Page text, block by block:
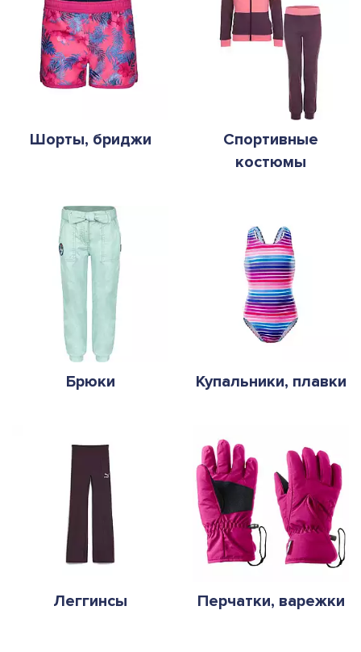
Шорты, бриджи
Спортивные
костюмы
Брюки Купальники, плавки
Леггинсы Перчатки, варежки